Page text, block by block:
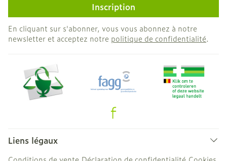
Inscription
En cliquant sur s'abonner, vous vous abonnez à notre
newsletter et acceptez notre politique de confidentialité.
Liens légaux